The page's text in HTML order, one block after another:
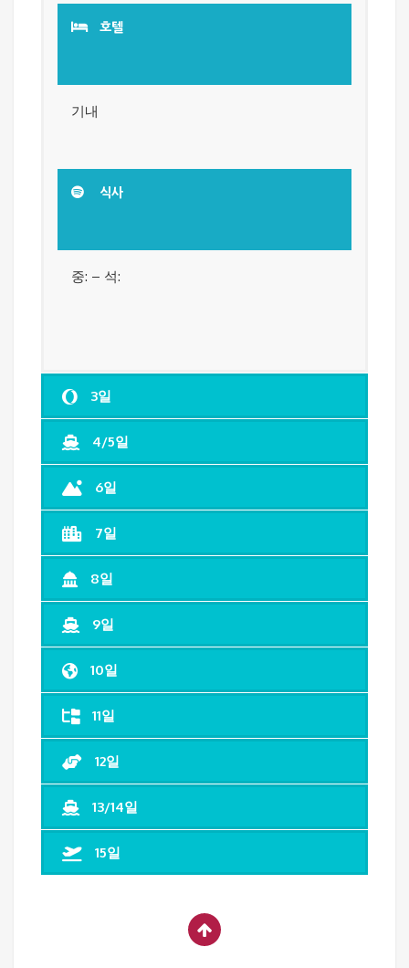
호텔
기내
식사
중: – 석:
3일
4/5일
6일
7일
8일
9일
10일
11일
12일
13/14일
15일